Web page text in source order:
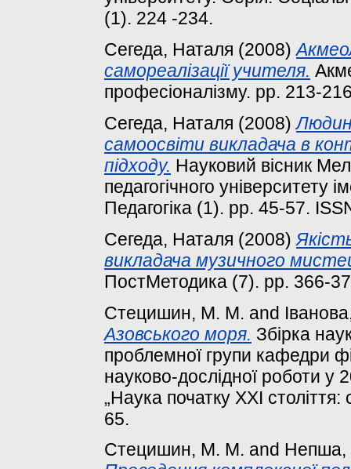
(1). 224 -234.
Сегеда, Наталя (2008)
самореалізації учителя.
професіоналізму. pp. 213-
Сегеда, Наталя (2008)
самоосвіти викладача в
підходу. Науковий вісник
педагогічного університету
Педагогіка (1). pp. 45-57.
Сегеда, Наталя (2008)
викладача музичного
ПостМетодика (7). pp. 366-
Стецишин, М. М. and
Азовського моря. Збірка
проблемної групи кафедри
науково-дослідної роботи у
„Наука початку XXI
65.
Стецишин, М. М. and Непша,